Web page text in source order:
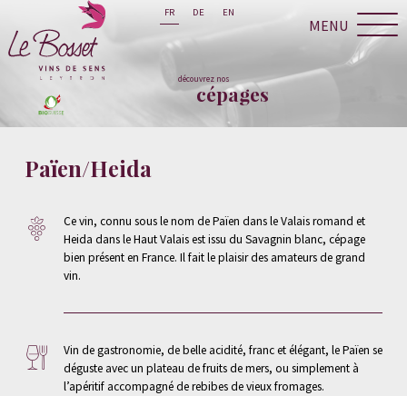
MENU
FR DE EN
découvrez nos
cépages
Païen/Heida
Ce vin, connu sous le nom de Païen dans le Valais romand et
Heida dans le Haut Valais est issu du Savagnin blanc, cépage
bien présent en France. Il fait le plaisir des amateurs de grand
vin.
Vin de gastronomie, de belle acidité, franc et élégant, le Païen se
déguste avec un plateau de fruits de mers, ou simplement à
l’apéritif accompagné de rebibes de vieux fromages.